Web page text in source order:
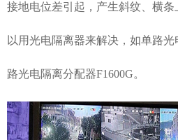
接地电位差引起，产生斜纹、横
以用光电隔离器来解决，如单路
路光电隔离分配器F1600G。